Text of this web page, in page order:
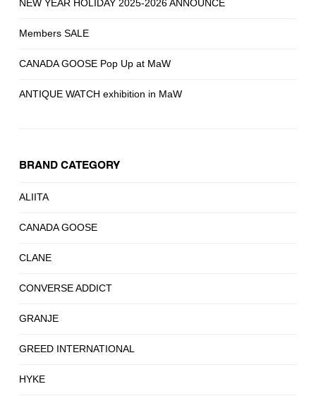
NEW YEAR HOLIDAY 2025-2026 ANNOUNCE
Members SALE
CANADA GOOSE Pop Up at MaW
ANTIQUE WATCH exhibition in MaW
BRAND CATEGORY
ALIITA
CANADA GOOSE
CLANE
CONVERSE ADDICT
GRANJE
GREED INTERNATIONAL
HYKE